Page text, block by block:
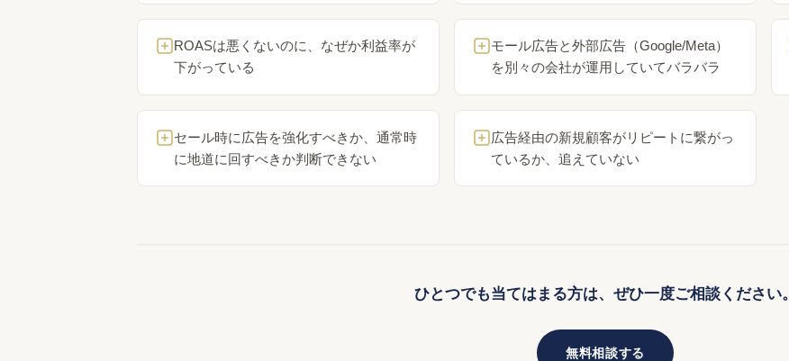
ROASは悪くないのに、なぜか利益率が
下がっている
モール広告と外部広告（Google/Meta）
を別々の会社が運用していてバラバラ
セール時に広告を強化すべきか、通常時
に地道に回すべきか判断できない
広告経由の新規顧客がリピートに繋がっ
ているか、追えていない
ひとつでも当てはまる方は、ぜひ一度ご相談ください。
無料相談する